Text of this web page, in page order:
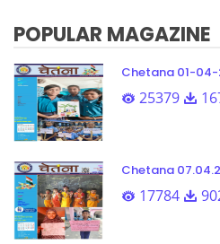
POPULAR MAGAZINE
Chetana 01-
25379
Chetana
17784